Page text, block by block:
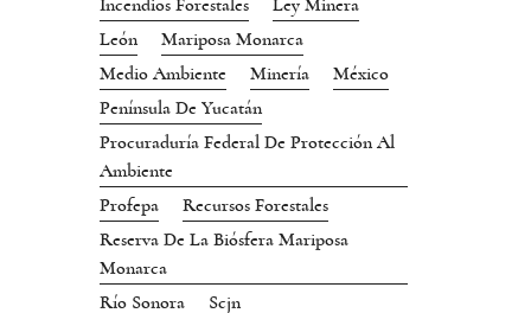
Incendios Forestales
Ley Minera
León
Mariposa Monarca
Medio Ambiente
Minería
México
Península De Yucatán
Procuraduría Federal De Protección Al
Ambiente
Profepa
Recursos Forestales
Reserva De La Biósfera Mariposa
Monarca
Río Sonora
Scjn